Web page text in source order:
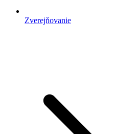
Zverejňovanie